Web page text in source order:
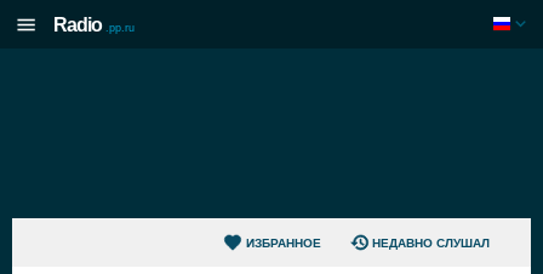
Radio .pp.ru
ИЗБРАННОЕ НЕДАВНО СЛУШАЛ